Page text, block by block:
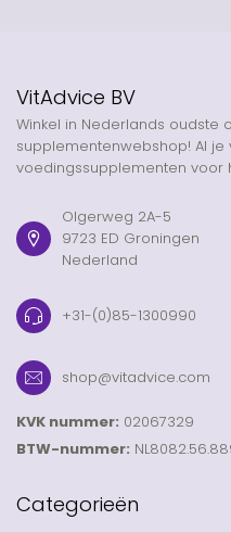
VitAdvice BV
Winkel in Nederlands oudste
supplementenwebshop! Al je
voedingssupplementen voor
Olgerweg 2A-5
9723 ED Groningen
Nederland
+31-(0)85-1300990
shop@vitadvice.com
KVK nummer: 02067329
BTW-nummer:
Categorieën